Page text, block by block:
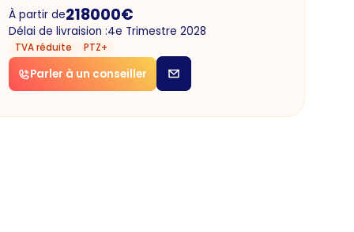
À partir de218000€
Délai de livraision :4e Trimestre 2028
TVA réduite PTZ+
Parler à un conseiller